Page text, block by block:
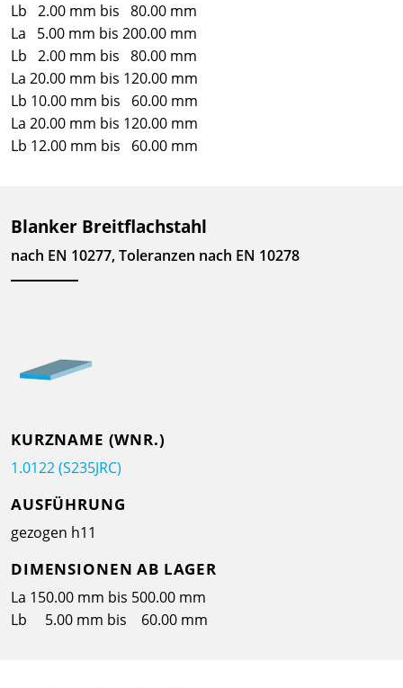
Lb 2.00 mm bis 80.00 mm
La 5.00 mm bis 200.00 mm
Lb 2.00 mm bis 80.00 mm
La 20.00 mm bis 120.00 mm
Lb 10.00 mm bis 60.00 mm
La 20.00 mm bis 120.00 mm
Lb 12.00 mm bis 60.00 mm
Blanker Breitflachstahl
nach EN 10277, Toleranzen nach EN 10278
KURZNAME (WNR.)
1.0122 (S235JRC)
AUSFÜHRUNG
gezogen h11
DIMENSIONEN AB LAGER
La 150.00 mm bis 500.00 mm
Lb 5.00 mm bis 60.00 mm